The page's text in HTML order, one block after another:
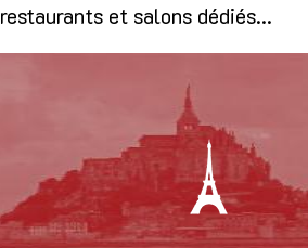
restaurants et salons dédiés...